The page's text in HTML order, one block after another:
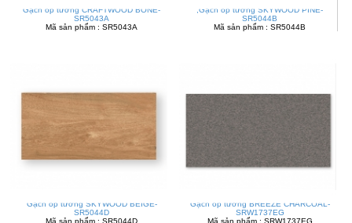
Gạch ốp tường CRAFTWOOD BONE-
SR5043A
Mã sản phẩm : SR5043A
,Gạch ốp tường SKYWOOD PINE-
SR5044B
Mã sản phẩm : SR5044B
Gạch ốp tường SKYWOOD BEIGE-
SR5044D
Mã sản phẩm : SR5044D
Gạch ốp tường BREEZE CHARCOAL-
SRW1737EG
Mã sản phẩm : SRW1737EG